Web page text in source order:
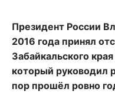
Президент России
2016 года принял
Забайкальского
который руководил
пор прошёл ровно